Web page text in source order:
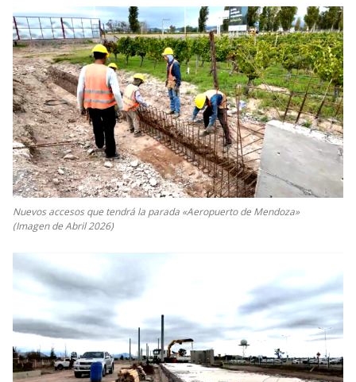
Nuevos accesos que tendrá la parada «Aeropuerto de Mendoza»
(Imagen de Abril 2026)